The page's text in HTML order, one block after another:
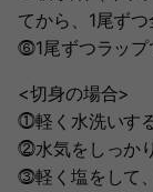
てから、1尾ず
⓺1尾ずつラップ
<切身の場合>
⓵軽く水洗いす
⓶水気をしっか
⓷軽く塩をして